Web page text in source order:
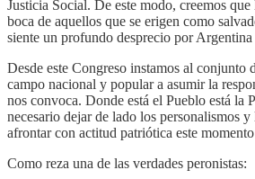
Justicia Social. De este modo, creemos que
boca de aquellos que se erigen como
siente un profundo desprecio por
Desde este Congreso instamos al conjunto
campo nacional y popular a asumir la
nos convoca. Donde está el Pueblo está la
necesario dejar de lado los personalismos y
afrontar con actitud patriótica este
Como reza una de las verdades peronistas: